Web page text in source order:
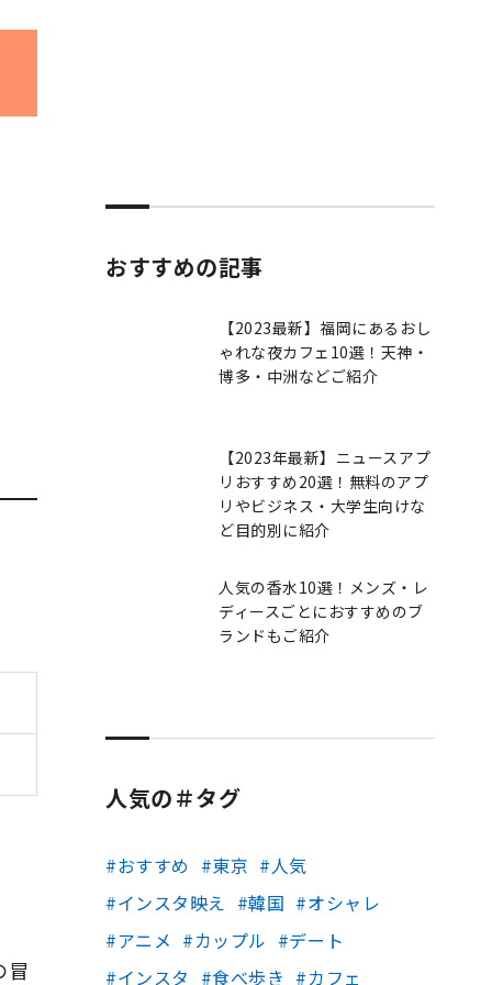
冒
おすすめの記事
【2023最新】福岡にあるおし
ゃれな夜カフェ10選！天神・
博多・中洲などご紹介
【2023年最新】ニュースアプ
リおすすめ20選！無料のアプ
リやビジネス・大学生向けな
ど目的別に紹介
人気の香水10選！メンズ・レ
ディースごとにおすすめのブ
ランドもご紹介
人気の＃タグ
おすすめ 東京
人気
インスタ映え
韓国
オシャレ
アニメ
カップル
デート
インスタ
食べ歩き カフェ